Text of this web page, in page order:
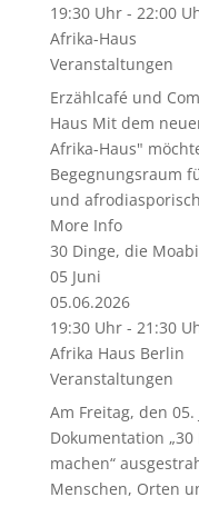
19:30 Uhr - 22:00
Afrika-Haus
Veranstaltungen
Erzählcafé und
Haus Mit dem
Afrika-Haus"
Begegnungsraum
und
More Info
30 Dinge, die
05 Juni
05.06.2026
19:30 Uhr - 21:30
Afrika Haus Berlin
Veranstaltungen
Am Freitag, den
Dokumentation
machen“
Menschen, Orten